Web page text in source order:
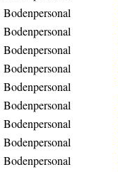
Bodenpersonal
Bodenpersonal
Bodenpersonal
Bodenpersonal
Bodenpersonal
Bodenpersonal
Bodenpersonal
Bodenpersonal
Bodenpersonal